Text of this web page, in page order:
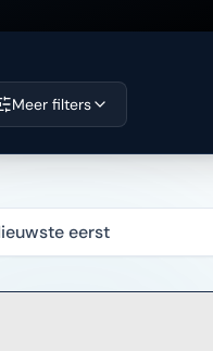
Meer filters